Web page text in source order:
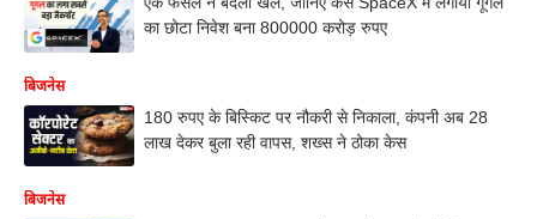
का छोटा निवेश बना 800000 करोड़ रुपए
बिजनेस
180 रुपए के बिस्किट पर नौकरी से निकाला, कंपनी अब 28
लाख देकर बुला रही वापस, शख्स ने ठोका केस
बिजनेस